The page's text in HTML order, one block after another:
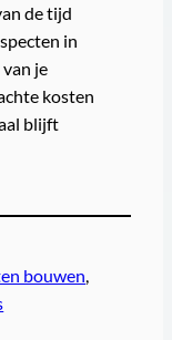
de tijd
in
je
kosten
blijft
bouwen